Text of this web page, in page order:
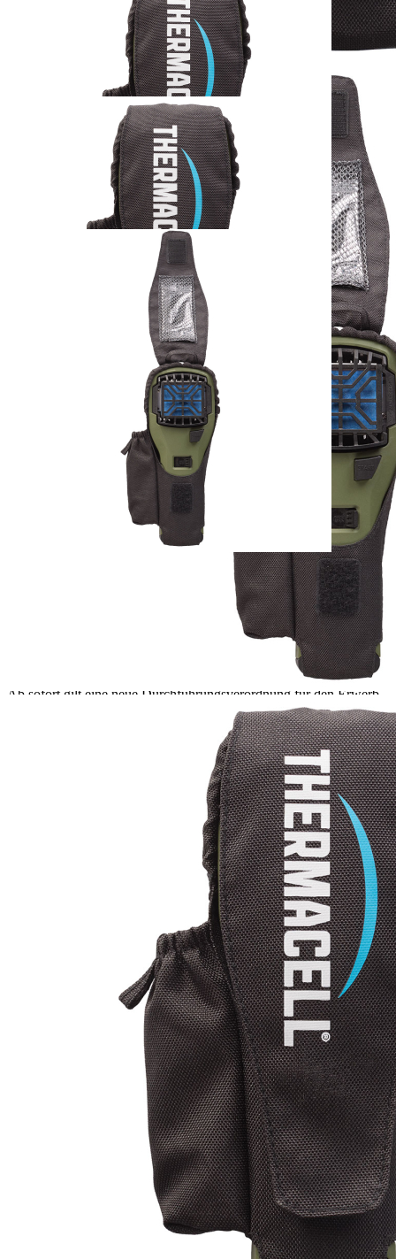
Thermacell Holster
schwarz
17,95 €
inkl. MwSt. zzgl. Versand
Zum Warenkorb hinzufügen
Zur Wunschliste hinzufügen
Das in zwei Farben erhältliche Thermacell Holster für die
Handgeräte MR-300, MR-350 und MR-450 ist insbesondere für
Jäger und Angler ein nützliches Accessoire. Ausgestattet mit einem
abnehmbaren Clip, lässt sich mit dem Holster das Gerät variabel an
Gepäck und Kleidung anbringen und man hat immer beide Hände
frei. Das aus robustem Nylon gefertigte Produkt besitzt Zusatzfächer
für Ersatz-Gaspatronen und Wirkstoffplättchen – damit ist
Mückenabwehr jederzeit garantiert. Lieferung ohne Gerät.
Ab sofort gilt eine neue Durchführungsverordnung für den Erwerb
von Biozid-Produkten. Diese dürfen nur noch nach einem
ausführlichen Beratungsgespräch abgegeben werden. Um den
Bestellprozess reibungslos zu gestalten, geben Sie bitte unbedingt
bei Ihrer Bestellung eine gültige Rückrufnummer an, unter der wir
Bitte beachten: Die Bestellung ist nur mit einer Lieferadresse in
Deutschland oder Österreich möglich.
nformationen zur Produktsicherheit (GPSR)
PAREYSHOP – Der Onlineshop fürJagen&Angeln
Telefon: +49 (0) 2604 / 978 888
kundencenter@paulparey.de
Mo – Fr 9:00 – 15:00 Uhr